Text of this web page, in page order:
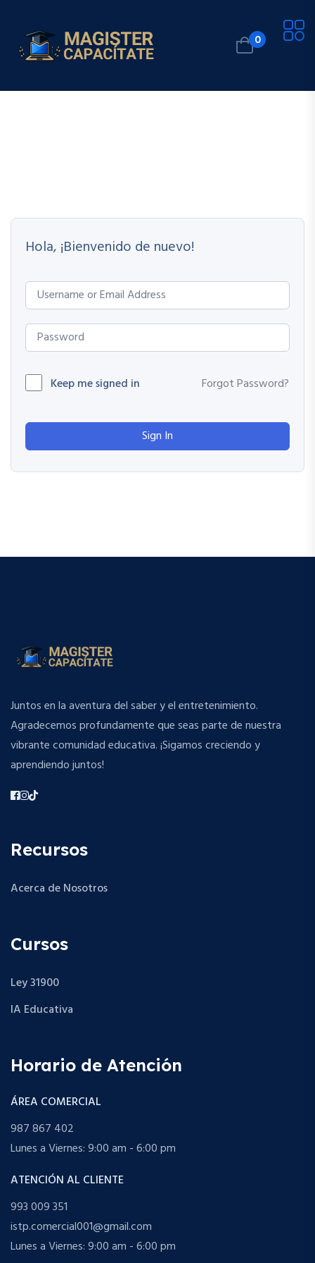
0
Hola, ¡Bienvenido de nuevo!
Keep me signed in Forgot Password?
Sign In
Juntos en la aventura del saber y el entretenimiento.
Agradecemos profundamente que seas parte de nuestra
vibrante comunidad educativa. ¡Sigamos creciendo y
aprendiendo juntos!
Recursos
Acerca de Nosotros
Cursos
Ley 31900
IA Educativa
Horario de Atención
ÁREA COMERCIAL
987 867 402
Lunes a Viernes: 9:00 am - 6:00 pm
ATENCIÓN AL CLIENTE
993 009 351
istp.comercial001@gmail.com
Lunes a Viernes: 9:00 am - 6:00 pm